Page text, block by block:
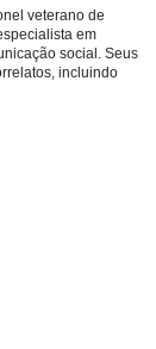
veterano de
em
social. Seus
incluindo